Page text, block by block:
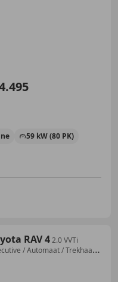
59 kW (80 PK)
RAV 42.0 VVTi
/ Automaat / Trekhaak /